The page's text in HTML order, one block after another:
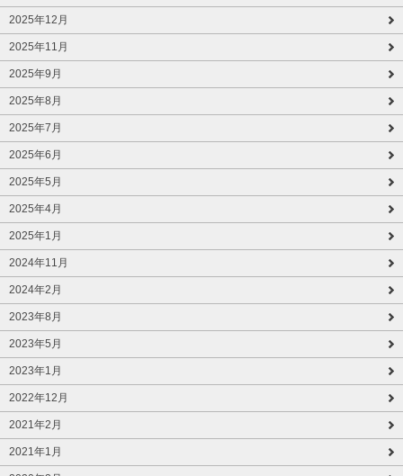
2025年12月
2025年11月
2025年9月
2025年8月
2025年7月
2025年6月
2025年5月
2025年4月
2025年1月
2024年11月
2024年2月
2023年8月
2023年5月
2023年1月
2022年12月
2021年2月
2021年1月